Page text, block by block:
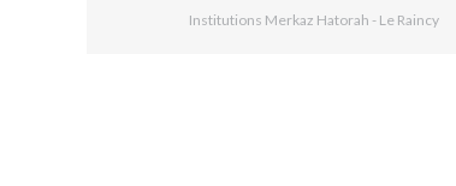
Institutions Merkaz Hatorah - Le Raincy